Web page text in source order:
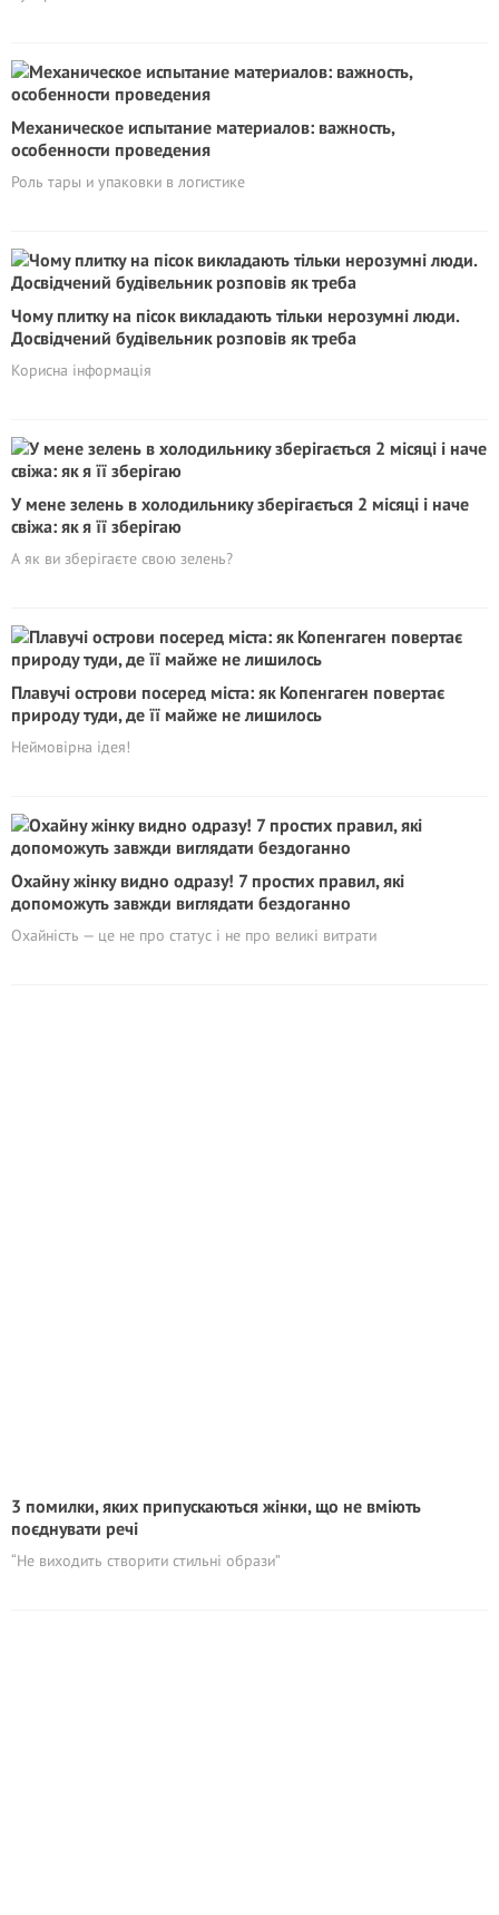
Механическое испытание материалов: важность,
особенности проведения
Роль тары и упаковки в логистике
Чому плитку на пісок викладають тільки нерозумні люди.
Досвідчений будівельник розповів як треба
Корисна інформація
У мене зелень в холодильнику зберігається 2 місяці і наче
свіжа: як я її зберігаю
А як ви зберігаєте свою зелень?
Плавучі острови посеред міста: як Копенгаген повертає
природу туди, де її майже не лишилось
Неймовірна ідея!
Охайну жінку видно одразу! 7 простих правил, які
допоможуть завжди виглядати бездоганно
Охайність — це не про статус і не про великі витрати
3 помилки, яких припускаються жінки, що не вміють
поєднувати речі
“Не виходить створити стильні образи”